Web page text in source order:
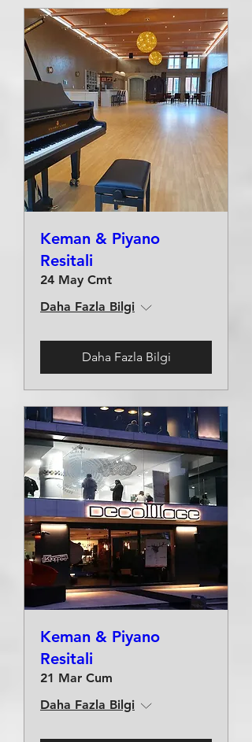
Keman & Piyano
Resitali
24 May Cmt
Daha Fazla Bilgi
Daha Fazla Bilgi
Keman & Piyano
Resitali
21 Mar Cum
Daha Fazla Bilgi